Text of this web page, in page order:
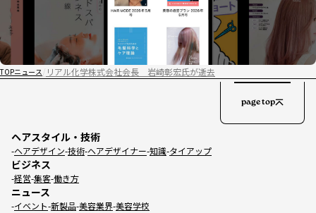
TOPニュース リアル化学株式会社会長 岩崎彰宏氏が逝去
ヘアスタイル・技術
ヘアデザイン 技術 ヘアデザイナー 知識 タイアップ
ビジネス
経営 集客 働き方
ニュース
イベント 新製品 美容業界 美容学校
page top